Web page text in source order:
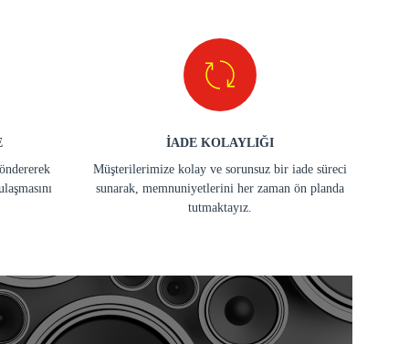
İADE KOLAYLIĞI
Müşterilerimize kolay ve sorunsuz bir iade süreci
sunarak, memnuniyetlerini her zaman ön planda
tutmaktayız.